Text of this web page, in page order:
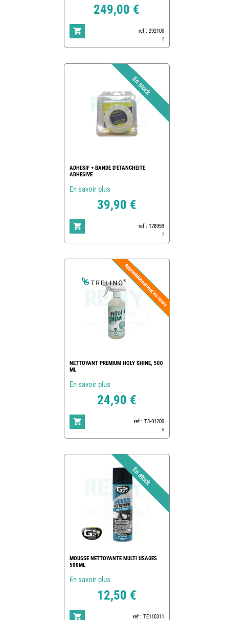
249,00 €
ref : 292100
2
ADHESIF + BANDE D'ETANCHEITE
ADHESIVE
En savoir plus
39,90 €
ref : 178959
7
NETTOYANT PREMIUM HOLY SHINE, 500
ML
En savoir plus
24,90 €
ref : T3-01200
0
MOUSSE NETTOYANTE MULTI USAGES
500ML
En savoir plus
12,50 €
ref : TE110311